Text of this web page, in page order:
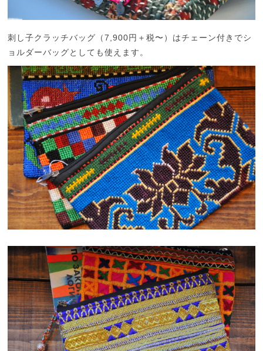
刺し子クラッチバッグ（7,900円＋税〜）はチェーン付きでシ
ョルダーバッグとしても使えます。